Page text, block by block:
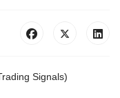
Signals)